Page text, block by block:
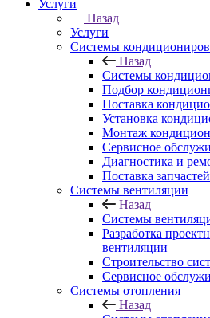
Услуги
Назад
Услуги
Системы
Назад
Системы
Подбор
Поставка
Установка
Монтаж
Сервисное
Диагностика и
Поставка
Системы вентиляции
Назад
Системы
Разработка
вентиляции
Строительство
Сервисное
Системы отопления
Назад